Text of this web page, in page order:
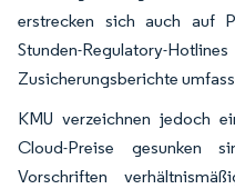
erstrecken sich auch auf
Stunden-Regulatory-
Zusicherungsberichte
KMU verzeichnen jedoch
Cloud-Preise gesunken
Vorschriften